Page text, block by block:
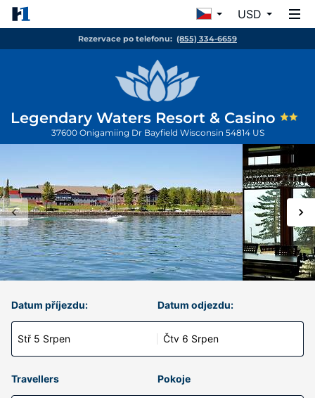
USD
Rezervace po telefonu: (855) 334-6659
Legendary Waters Resort & Casino
37600 Onigamiing Dr Bayfield Wisconsin 54814 US
Datum příjezdu:
Stř 5 Srpen
Datum odjezdu:
Čtv 6 Srpen
Travellers Pokoje